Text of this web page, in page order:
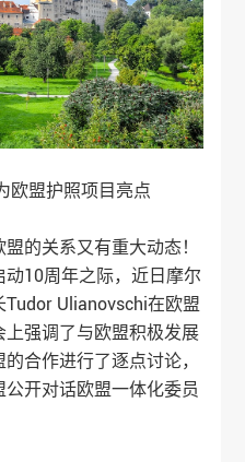
欧盟护照项目亮点
的关系又有重大动态！
10周年之际，近日摩尔
Ulianovschi在欧盟
强调了与欧盟积极发展
合作进行了逐点讨论，
开对话欧盟一体化委员